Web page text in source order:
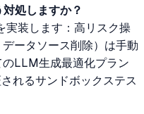
処しますか？
実装します：高リスク操
ータソース削除）は手動
LLM生成最適化プラン
れるサンドボックステス